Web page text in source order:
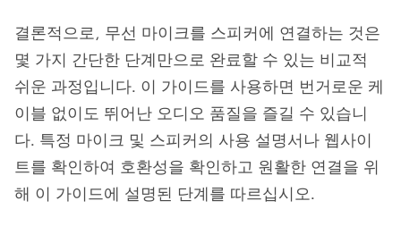
결론적으로, 무선 마이크를 스피커에 연결하는 것은
몇 가지 간단한 단계만으로 완료할 수 있는 비교적
쉬운 과정입니다. 이 가이드를 사용하면 번거로운 케
이블 없이도 뛰어난 오디오 품질을 즐길 수 있습니
다. 특정 마이크 및 스피커의 사용 설명서나 웹사이
트를 확인하여 호환성을 확인하고 원활한 연결을 위
해 이 가이드에 설명된 단계를 따르십시오.